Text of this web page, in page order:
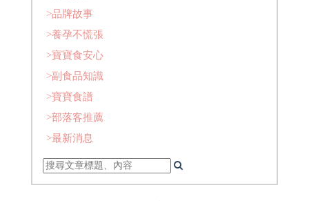
>品牌故事
>養孕不慌張
>寶寶食安心
>副食品知識
>寶寶食譜
>部落客推薦
>最新消息